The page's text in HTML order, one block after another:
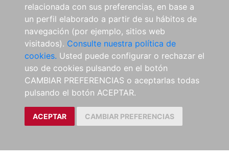
relacionada con sus preferencias, en base a
un perfil elaborado a partir de su hábitos de
navegación (por ejemplo, sitios web
visitados). Consulte nuestra política de
cookies. Usted puede configurar o rechazar el
uso de cookies pulsando en el botón
CAMBIAR PREFERENCIAS o aceptarlas todas
pulsando el botón ACEPTAR.
ACEPTAR CAMBIAR PREFERENCIAS